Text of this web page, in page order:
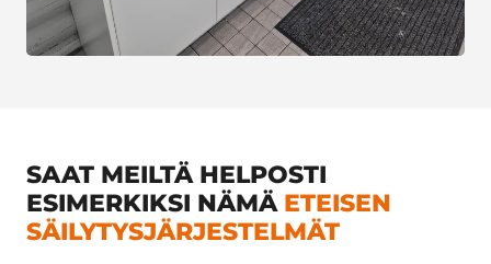
SAAT MEILTÄ HELPOSTI
ESIMERKIKSI NÄMÄ ETEISEN
SÄILYTYSJÄRJESTELMÄT